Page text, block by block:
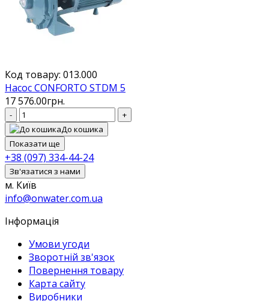
Код товару: 013.000
Насос CONFORTO STDM 5
17 576.00грн.
-
+
До кошика
Показати ще
+38 (097) 334-44-24
Зв'язатися з нами
м. Київ
info@onwater.com.ua
Інформація
Умови угоди
Зворотній зв'язок
Повернення товару
Карта сайту
Виробники